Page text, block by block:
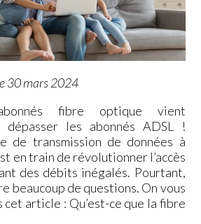
30 mars 2024
fibre optique vient
dépasser les abonnés ADSL !
de transmission de données à
en train de révolutionner l’accès
des débits inégalés. Pourtant,
beaucoup de questions. On vous
article : Qu’est-ce que la fibre